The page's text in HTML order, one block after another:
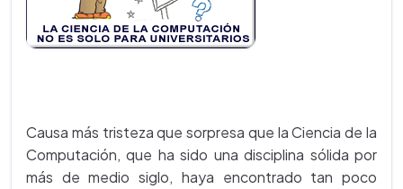
Causa más tristeza que sorpresa que la Ciencia de la
Computación, que ha sido una disciplina sólida por
más de medio siglo, haya encontrado tan poco